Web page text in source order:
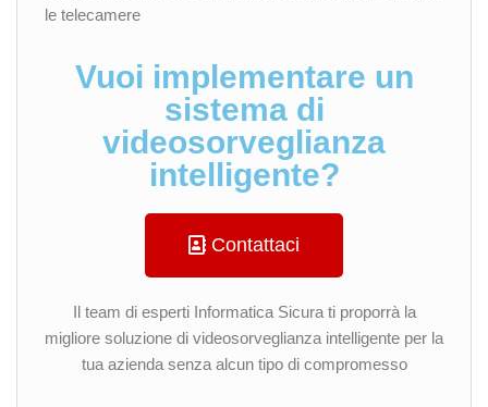
le telecamere
Vuoi implementare un
sistema di
videosorveglianza
intelligente?
Contattaci
Il team di esperti Informatica Sicura ti proporrà la
migliore soluzione di videosorveglianza intelligente per la
tua azienda senza alcun tipo di compromesso